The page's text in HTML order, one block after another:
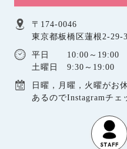
〒174-0046
東京都板橋区蓮根2-
平日 10:00～19:00
土曜日 9:30～19:00
日曜，月曜，火曜がお
あるのでInstagramチェ